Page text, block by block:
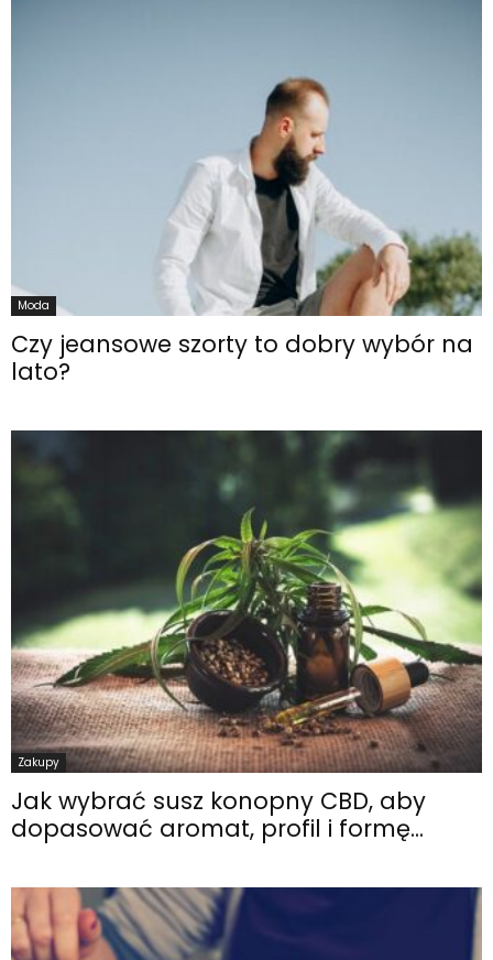
Moda
Czy jeansowe szorty to dobry wybór na
lato?
Zakupy
Jak wybrać susz konopny CBD, aby
dopasować aromat, profil i formę...